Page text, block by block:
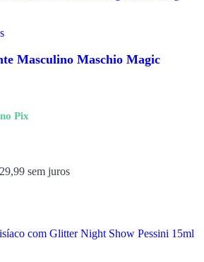
Masculino Maschio Magic
29,99 sem juros
no Pix